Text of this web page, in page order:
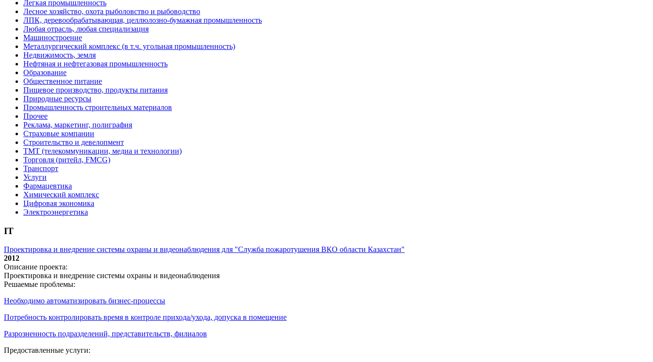
Легкая промышленность
Лесное хозяйство, охота рыболовство и рыбоводство
ЛПК, деревообрабатывающая, целлюлозно-бумажная промышленность
Любая отрасль, любая специализация
Машиностроение
Металлургический комплекс (в т.ч. угольная промышленность)
Недвижимость, земля
Нефтяная и нефтегазовая промышленность
Образование
Общественное питание
Пищевое производство, продукты питания
Природные ресурсы
Промышленность строительных материалов
Прочее
Реклама, маркетинг, полиграфия
Страховые компании
Строительство и девелопмент
ТМТ (телекоммуникации, медиа и технологии)
Торговля (ритейл, FMCG)
Транспорт
Услуги
Фармацевтика
Химический комплекс
Цифровая экономика
Электроэнергетика
IT
Проектировка и внедрение системы охраны и видеонаблюдения для "Служба пожаротушения ВКО области Казахстан"
2012
Описание проекта:
Проектировка и внедрение системы охраны и видеонаблюдения
Решаемые проблемы:
Необходимо автоматизировать бизнес-процессы
Потребность контролировать время в контроле прихода/ухода, допуска в помещение
Разрозненность подразделений, представительств, филиалов
Предоставленные услуги: